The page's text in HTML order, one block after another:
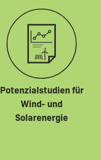
Potenzialstudien für
Wind- und
Solarenergie